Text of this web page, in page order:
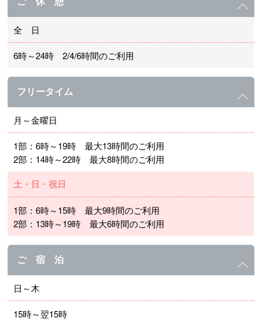
全 日
6時～24時 2/4/6時間のご利用
フリータイム
月～金曜日
1部：6時～19時 最大13時間のご利用
2部：14時～22時 最大8時間のご利用
土・日・祝日
1部：6時～15時 最大9時間のご利用
2部：13時～19時 最大6時間のご利用
ご 宿 泊
日～木
15時～翌15時